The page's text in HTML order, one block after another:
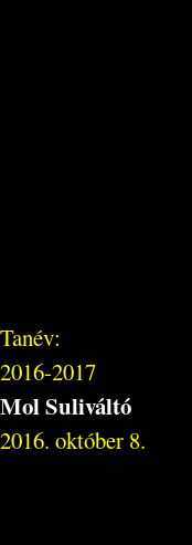
Tanév:
2016-2017
Mol Suliváltó
2016. október 8.